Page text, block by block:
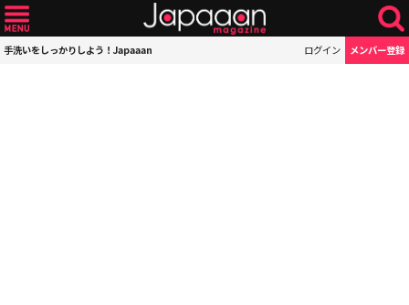
手洗いをしっかりしよう！Japaaan ログイン メンバー登録